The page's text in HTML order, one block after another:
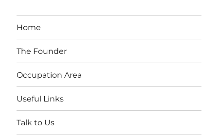
Home
The Founder
Occupation Area
Useful Links
Talk to Us